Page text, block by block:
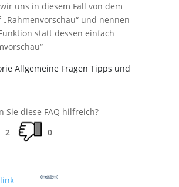
uns in diesem Fall von dem
„Rahmenvorschau“ und nennen
statt dessen einfach
Allgemeine Fragen Tipps und
Sie diese FAQ hilfreich?
2
0